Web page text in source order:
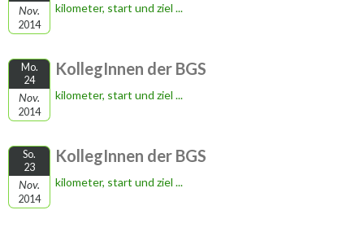
Nov.
2014
kilometer, start und ziel ...
Mo.
24
Nov.
2014
KollegInnen der BGS
kilometer, start und ziel ...
So.
23
Nov.
2014
KollegInnen der BGS
kilometer, start und ziel ...